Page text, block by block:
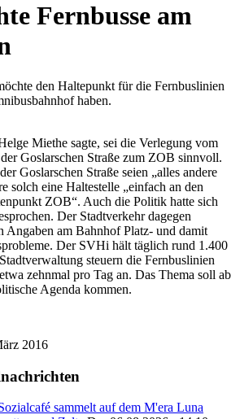
Fernbusse am
den Haltepunkt für die Fernbuslinien
haben.
Miethe sagte, sei die Verlegung vom
Goslarschen Straße zum ZOB sinnvoll.
Goslarschen Straße seien „alles andere
solch eine Haltestelle „einfach an den
ZOB“. Auch die Politik hatte sich
Der Stadtverkehr dagegen
Angaben am Bahnhof Platz- und damit
Der SVHi hält täglich rund 1.400
steuern die Fernbuslinien
zehnmal pro Tag an. Das Thema soll ab
Agenda kommen.
2016
sammelt auf dem M'era Luna